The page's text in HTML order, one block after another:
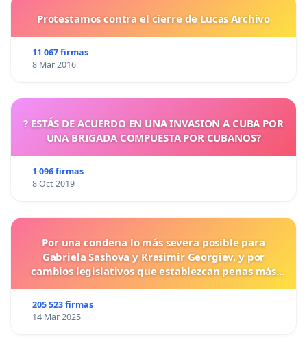
Protestamos contra el cierre de Lucas Archivo
11 067 firmas
8 Mar 2016
? ESTÁS DE ACUERDO EN UNA INVASION A CUBA POR
UNA BRIGADA COMPUESTA POR CUBANOS?
1 096 firmas
8 Oct 2019
Por una condena lo más severa posible para
Gabriela Sashova y Krasimir Georgiev, y por
cambios legislativos que establezcan penas más
205 523 firmas
14 Mar 2025